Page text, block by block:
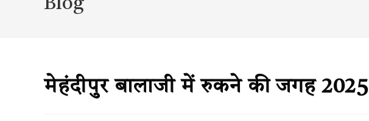
Blog
मेहंदीपुर बालाजी में रुकने की जगह 2025